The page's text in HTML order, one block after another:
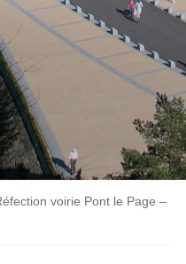
voirie Pont le Page –